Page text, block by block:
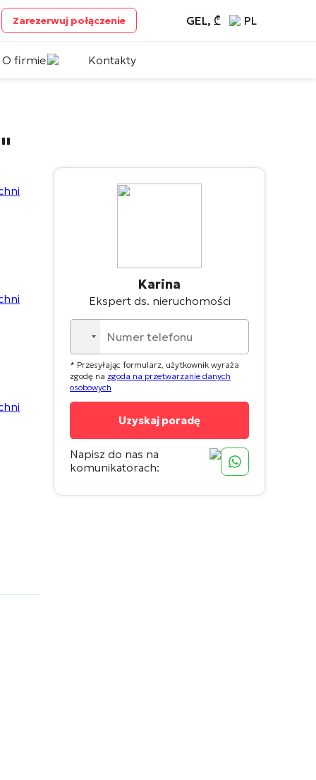
Zarezerwuj połączenie GEL, ₾ PL
O firmie Kontakty
Karina
Ekspert ds. nieruchomości
No
country
selected
* Przesyłając formularz, użytkownik wyraża
zgodę na zgoda na przetwarzanie danych
osobowych
Napisz do nas na
komunikatorach: